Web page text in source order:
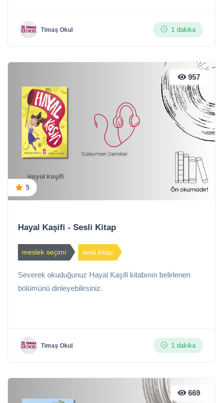
Timaş Okul 1 dakika
957
5
Hayal Kaşifi - Sesli Kitap
meslek seçimi sesli kitap
Severek okuduğunuz Hayal Kaşifi kitabının belirlenen
bölümünü dinleyebilirsiniz.
Timaş Okul 1 dakika
669